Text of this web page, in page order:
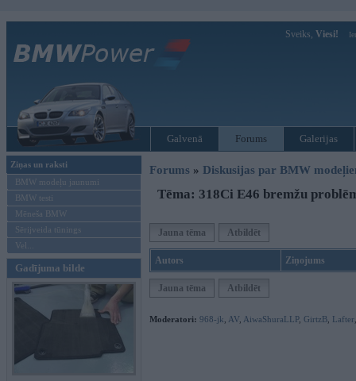
Sveiks, Viesi!
Galvenā Forums Galerijas
Ziņas un raksti
BMW modeļu jaunumi
BMW testi
Mēneša BMW
Sērijveida tūnings
Vel...
Gadījuma bilde
Forums » Diskusijas par BMW
Tēma: 318Ci E46 bremžu
Jauna tēma Atbildēt
Autors Ziņojums
Jauna tēma Atbildēt
Moderatori: 968-jk AV AiwaShuraLLP, GirtzB Lafter